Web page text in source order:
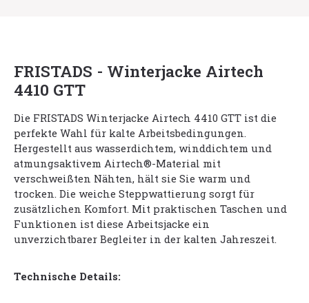
FRISTADS - Winterjacke Airtech
4410 GTT
Die FRISTADS Winterjacke Airtech 4410 GTT ist die
perfekte Wahl für kalte Arbeitsbedingungen.
Hergestellt aus wasserdichtem, winddichtem und
atmungsaktivem Airtech®-Material mit
verschweißten Nähten, hält sie Sie warm und
trocken. Die weiche Steppwattierung sorgt für
zusätzlichen Komfort. Mit praktischen Taschen und
Funktionen ist diese Arbeitsjacke ein
unverzichtbarer Begleiter in der kalten Jahreszeit.
Technische Details: